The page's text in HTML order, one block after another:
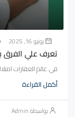
يونيو 16, 2025
تعرف علي الفرق
في عالم العقارات
أكمل القراءة
بواسطة Admin